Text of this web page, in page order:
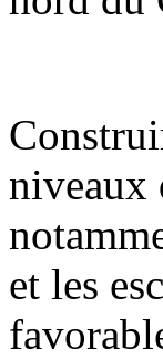
niveaux
et les